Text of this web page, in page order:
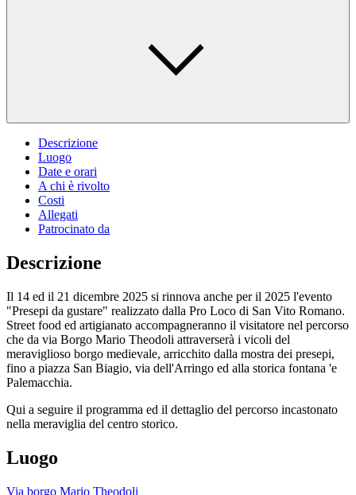
Descrizione
Luogo
Date e orari
A chi è rivolto
Costi
Allegati
Patrocinato da
Descrizione
Il 14 ed il 21 dicembre 2025 si rinnova anche per il 2025 l'evento
"Presepi da gustare" realizzato dalla Pro Loco di San Vito Romano.
Street food ed artigianato accompagneranno il visitatore nel percorso
che da via Borgo Mario Theodoli attraverserà i vicoli del
meraviglioso borgo medievale, arricchito dalla mostra dei presepi,
fino a piazza San Biagio, via dell'Arringo ed alla storica fontana 'e
Palemacchia.
Qui a seguire il programma ed il dettaglio del percorso incastonato
nella meraviglia del centro storico.
Luogo
Via borgo Mario Theodoli